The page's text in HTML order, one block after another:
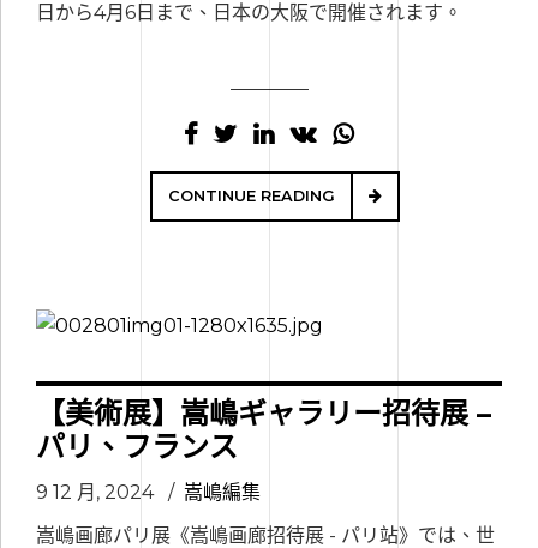
日から4月6日まで、日本の大阪で開催されます。
CONTINUE READING
【美術展】嵩嶋ギャラリー招待展 –
パリ、フランス
9 12 月, 2024
嵩嶋編集
嵩嶋画廊パリ展《嵩嶋画廊招待展 - パリ站》では、世